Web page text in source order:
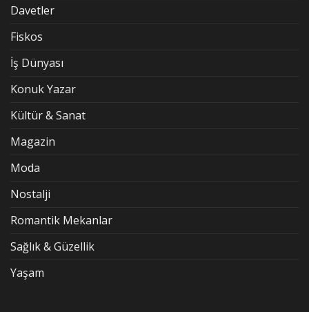
Davetler
Fiskos
İş Dünyası
Konuk Yazar
Kültür & Sanat
Magazin
Moda
Nostalji
Romantik Mekanlar
Sağlık & Güzellik
Yaşam